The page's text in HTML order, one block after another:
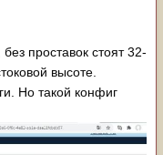
проставок стоят 32-
высоте.
Но такой конфиг